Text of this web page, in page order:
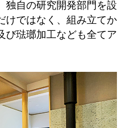
独自の研究開発部門を設
けではなく、組み立てか
び琺瑯加工なども全てア